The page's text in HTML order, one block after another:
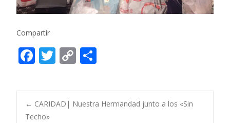
Compartir
F
e
b
T
itt
er
C
p
y
m
p
Post
← CARIDAD| Nuestra Hermandad junto a los «Sin
Techo»